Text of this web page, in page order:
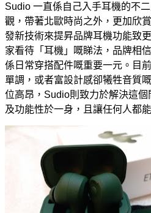
Sudio 一直係自己入手耳機的不
觀，帶著北歐時尚之外，更加欣
發新技術來提昇品牌耳機功能致
家看待「耳機」嘅睇法，品牌相
係日常穿搭配件嘅重要一元。目
單調，或者富設計感卻犧牲音質
位高昂，Sudio則致力於解決這
及功能性於一身，且讓任何人都